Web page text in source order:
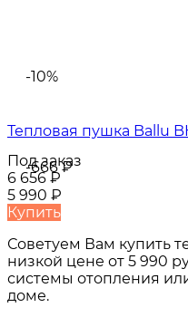
-10%
-666₽
Тепловая пушка Ballu
Под заказ
6 656₽
5 990 ₽
Купить
Советуем Вам купить
низкой цене от 5 990
системы отопления
доме.